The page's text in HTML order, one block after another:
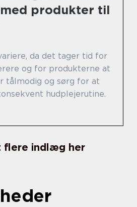
produkter til
da det tager tid for
og for produkterne at
tålmodig og sørg for at
hudplejerutine.
flere indlæg her